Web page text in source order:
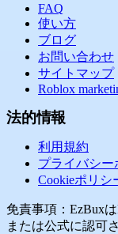
FAQ
使い方
ブログ
お問い合わせ
サイトマップ
Roblox
法的情報
利用規約
プライバシー
Cookieポリシ
免責事項：EzBux
または公式に認可